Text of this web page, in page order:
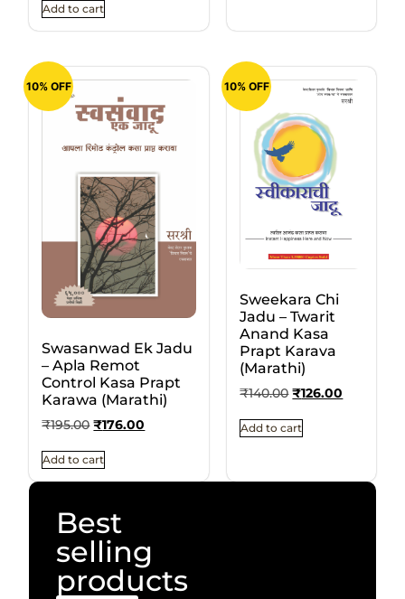
Add to cart
10% OFF
Swasanwad Ek Jadu
– Apla Remot
Control Kasa Prapt
Karawa (Marathi)
₹195.00 ₹176.00
Add to cart
10% OFF
Sweekara Chi
Jadu – Twarit
Anand Kasa
Prapt Karava
(Marathi)
₹140.00 ₹126.00
Add to cart
Best
selling
products